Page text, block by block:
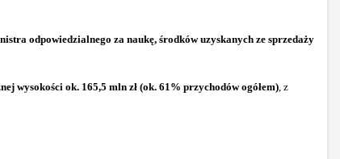
odpowiedzialnego za naukę, środków uzyskanych ze sprzedaży
wysokości ok. 165,5 mln zł (ok. 61% przychodów ogółem) , z